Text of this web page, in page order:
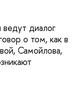
диалог
о том, как в
Самойлова,